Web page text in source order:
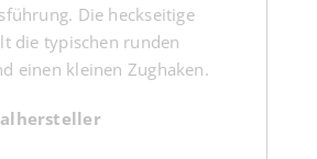
Die heckseitige
die typischen runden
einen kleinen Zughaken.